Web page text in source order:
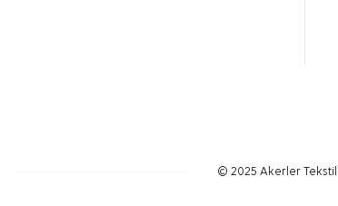
© 2025 Akerler Tekstil